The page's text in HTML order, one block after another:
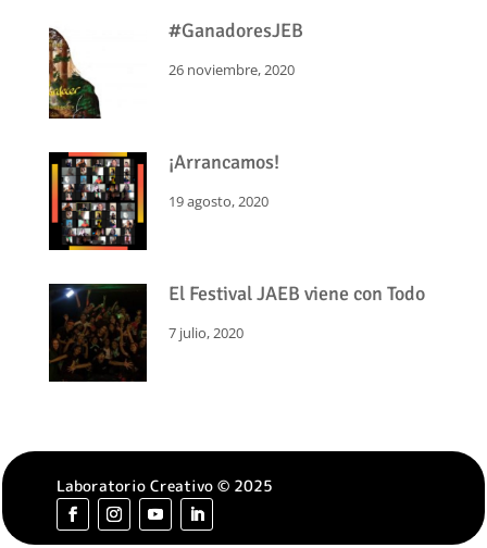
#GanadoresJEB
26 noviembre, 2020
¡Arrancamos!
19 agosto, 2020
El Festival JAEB viene con Todo
7 julio, 2020
Laboratorio Creativo © 2025